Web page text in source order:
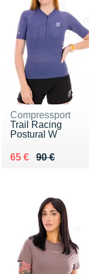
Compressport
Trail Racing
Postural W
90 €
Au lieu de 90 €
65 €
Vendu 65 €